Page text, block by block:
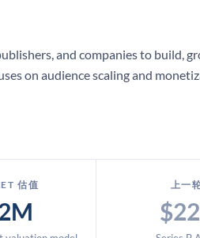
and companies to build,
on audience scaling and
估值 上一